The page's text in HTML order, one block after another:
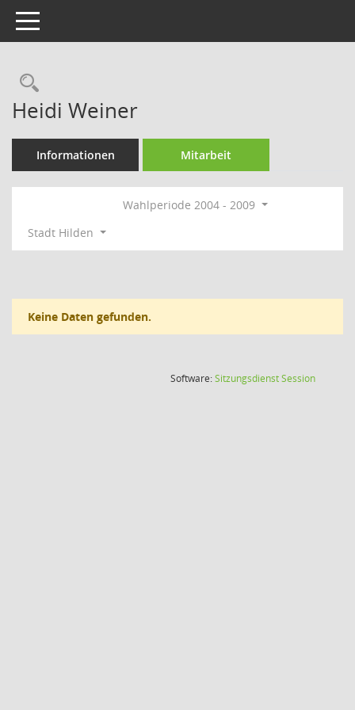
Toggle navigation
Rechercheauswahl
Heidi Weiner
Informationen Mitarbeit
Wahlperiode 2004 - 2009
Stadt Hilden
Keine Daten gefunden.
Software:SitzungsdienstSession(Wird in